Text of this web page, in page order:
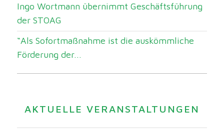
Ingo Wortmann übernimmt Geschäftsführung
der STOAG
“Als Sofortmaßnahme ist die auskömmliche
Förderung der...
AKTUELLE VERANSTALTUNGEN